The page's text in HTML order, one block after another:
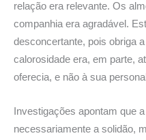
relação era relevante. Os
companhia era agradável.
desconcertante, pois obriga
calorosidade era, em parte,
oferecia, e não à sua
Investigações apontam que
necessariamente a solidão,